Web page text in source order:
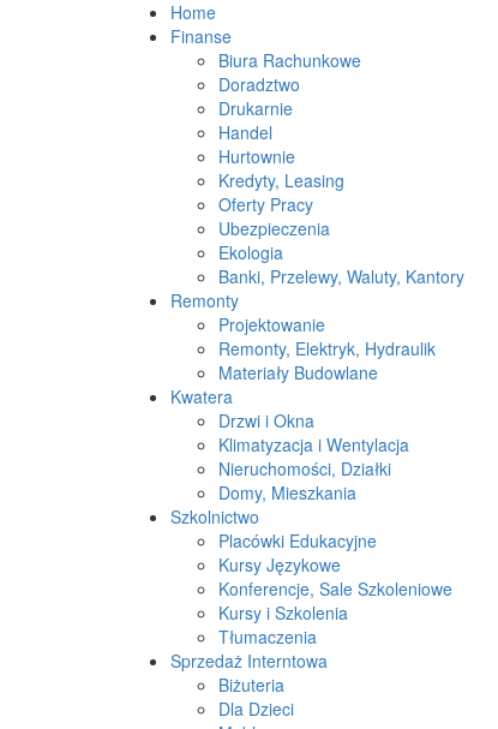
Home
Finanse
Biura Rachunkowe
Doradztwo
Drukarnie
Handel
Hurtownie
Kredyty, Leasing
Oferty Pracy
Ubezpieczenia
Ekologia
Banki, Przelewy, Waluty, Kantory
Remonty
Projektowanie
Remonty, Elektryk, Hydraulik
Materiały Budowlane
Kwatera
Drzwi i Okna
Klimatyzacja i Wentylacja
Nieruchomości, Działki
Domy, Mieszkania
Szkolnictwo
Placówki Edukacyjne
Kursy Językowe
Konferencje, Sale Szkoleniowe
Kursy i Szkolenia
Tłumaczenia
Sprzedaż Interntowa
Biżuteria
Dla Dzieci